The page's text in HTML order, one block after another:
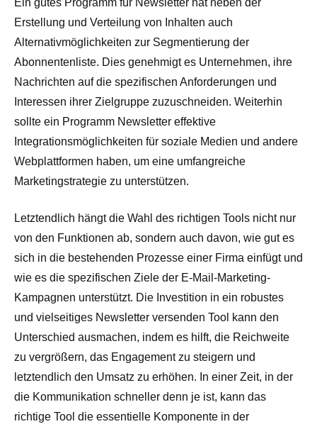
Erstellung und Verteilung von Inhalten auch
Alternativmöglichkeiten zur Segmentierung der
Abonnentenliste. Dies genehmigt es Unternehmen, ihre
Nachrichten auf die spezifischen Anforderungen und
Interessen ihrer Zielgruppe zuzuschneiden. Weiterhin
sollte ein Programm Newsletter effektive
Integrationsmöglichkeiten für soziale Medien und andere
Webplattformen haben, um eine umfangreiche
Marketingstrategie zu unterstützen.
Letztendlich hängt die Wahl des richtigen Tools nicht nur
von den Funktionen ab, sondern auch davon, wie gut es
sich in die bestehenden Prozesse einer Firma einfügt und
wie es die spezifischen Ziele der E-Mail-Marketing-
Kampagnen unterstützt. Die Investition in ein robustes
und vielseitiges Newsletter versenden Tool kann den
Unterschied ausmachen, indem es hilft, die Reichweite
zu vergrößern, das Engagement zu steigern und
letztendlich den Umsatz zu erhöhen. In einer Zeit, in der
die Kommunikation schneller denn je ist, kann das
richtige Tool die essentielle Komponente in der